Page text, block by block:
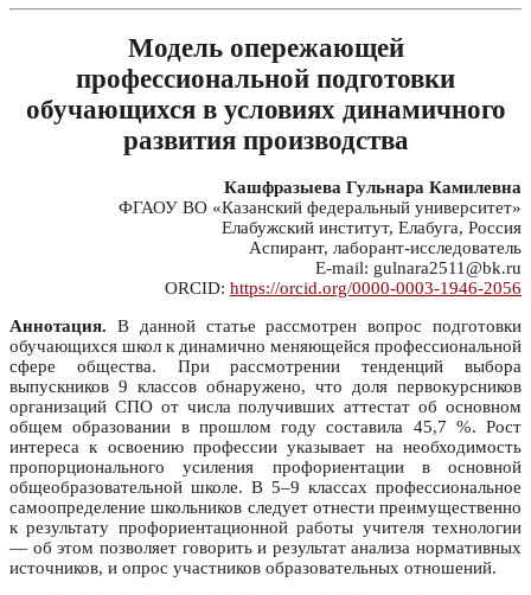
Модель опережающей
профессиональной подготовки
обучающихся в условиях динамичного
развития производства
Кашфразыева Гульнара Камилевна
ФГАОУ ВО «Казанский федеральный университет»
Елабужский институт, Елабуга, Россия
Аспирант, лаборант-исследователь
E-mail: gulnara2511@bk.ru
ORCID: https://orcid.org/0000-0003-1946-2056
Аннотация. В данной статье рассмотрен вопрос подготовки
обучающихся школ к динамично меняющейся профессиональной
сфере общества. При рассмотрении тенденций выбора
выпускников 9 классов обнаружено, что доля первокурсников
организаций СПО от числа получивших аттестат об основном
общем образовании в прошлом году составила 45,7 %. Рост
интереса к освоению профессии указывает на необходимость
пропорционального усиления профориентации в основной
общеобразовательной школе. В 5–9 классах профессиональное
самоопределение школьников следует отнести преимущественно
к результату профориентационной работы учителя технологии
— об этом позволяет говорить и результат анализа нормативных
источников, и опрос участников образовательных отношений.